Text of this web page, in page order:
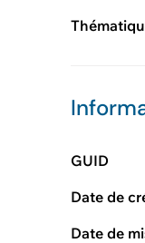
GUID
Date de
Date de